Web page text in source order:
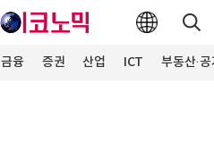
금융 증권 산업 ICT 부동산·